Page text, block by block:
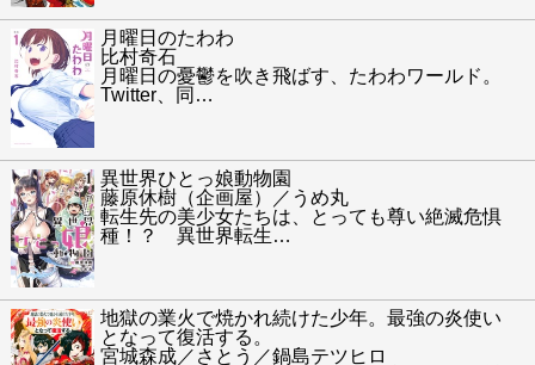
月曜日のたわわ
比村奇石
月曜日の憂鬱を吹き飛ばす、たわわワールド。
Twitter、同 …
異世界ひとっ娘動物園
藤原休樹（企画屋）／うめ丸
転生先の美少女たちは、とっても尊い絶滅危惧
種！？ 異世界転生…
地獄の業火で焼かれ続けた少年。最強の炎使い
となって復活する。
宮城森成／さとう／鍋島テツヒロ